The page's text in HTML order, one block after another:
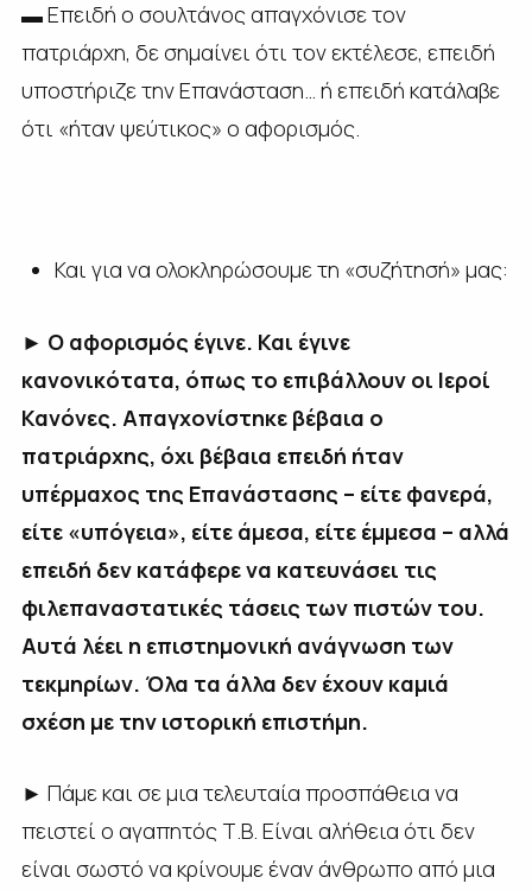
▬ Επειδή ο σουλτάνος απαγχόνισε τον
πατριάρχη, δε σημαίνει ότι τον εκτέλεσε, επειδή
υποστήριζε την Επανάσταση… ή επειδή κατάλαβε
ότι «ήταν ψεύτικος» ο αφορισμός.
Και για να ολοκληρώσουμε τη «συζήτησή» μας:
► Ο αφορισμός έγινε. Και έγινε
κανονικότατα, όπως το επιβάλλουν οι Ιεροί
Κανόνες. Απαγχονίστηκε βέβαια ο
πατριάρχης, όχι βέβαια επειδή ήταν
υπέρμαχος της Επανάστασης – είτε φανερά,
είτε «υπόγεια», είτε άμεσα, είτε έμμεσα – αλλά
επειδή δεν κατάφερε να κατευνάσει τις
φιλεπαναστατικές τάσεις των πιστών του.
Αυτά λέει η επιστημονική ανάγνωση των
τεκμηρίων. Όλα τα άλλα δεν έχουν καμιά
σχέση με την ιστορική επιστήμη.
► Πάμε και σε μια τελευταία προσπάθεια να
πειστεί ο αγαπητός Τ.Β. Είναι αλήθεια ότι δεν
είναι σωστό να κρίνουμε έναν άνθρωπο από μια